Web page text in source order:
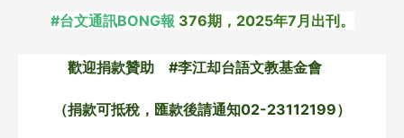
#台文通訊BONG報 376期，2025年7月出刊。
歡迎捐款贊助 #李江却台語文教基金會
（捐款可抵稅，匯款後請通知02-23112199）